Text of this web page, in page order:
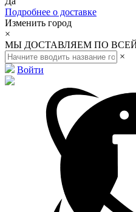
Подробнее о доставке
Изменить город
×
МЫ ДОСТАВЛЯЕМ ПО
×
Войти